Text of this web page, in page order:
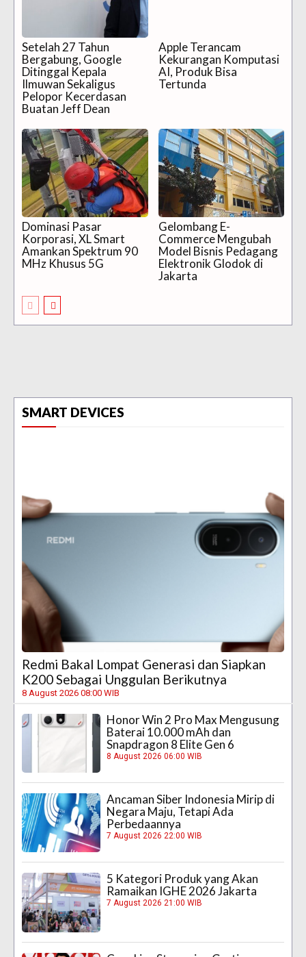
Setelah 27 Tahun
Bergabung, Google
Ditinggal Kepala
Ilmuwan Sekaligus
Pelopor Kecerdasan
Buatan Jeff Dean
Apple Terancam
Kekurangan Komputasi
AI, Produk Bisa
Tertunda
Dominasi Pasar
Korporasi, XL Smart
Amankan Spektrum 90
MHz Khusus 5G
Gelombang E-
Commerce Mengubah
Model Bisnis Pedagang
Elektronik Glodok di
Jakarta
SMART DEVICES
Redmi Bakal Lompat Generasi dan Siapkan
K200 Sebagai Unggulan Berikutnya
8 August 2026 08:00 WIB
Honor Win 2 Pro Max Mengusung
Baterai 10.000 mAh dan
Snapdragon 8 Elite Gen 6
8 August 2026 06:00 WIB
Ancaman Siber Indonesia Mirip di
Negara Maju, Tetapi Ada
Perbedaannya
7 August 2026 22:00 WIB
5 Kategori Produk yang Akan
Ramaikan IGHE 2026 Jakarta
7 August 2026 21:00 WIB